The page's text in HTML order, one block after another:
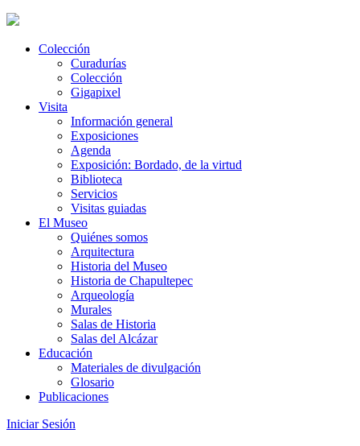
Colección
Curadurías
Colección
Gigapixel
Visita
Información general
Exposiciones
Agenda
Exposición: Bordado, de la virtud
Biblioteca
Servicios
Visitas guiadas
El Museo
Quiénes somos
Arquitectura
Historia del Museo
Historia de Chapultepec
Arqueología
Murales
Salas de Historia
Salas del Alcázar
Educación
Materiales de divulgación
Glosario
Publicaciones
Iniciar Sesión